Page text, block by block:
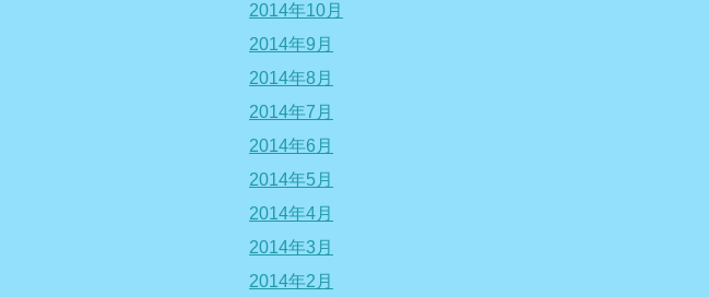
2014年10月
2014年9月
2014年8月
2014年7月
2014年6月
2014年5月
2014年4月
2014年3月
2014年2月